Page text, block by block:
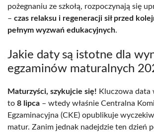
pożegnaniu ze szkołą, rozpoczynają się
– czas relaksu i regeneracji sił przed
pełnym wyzwań edukacyjnych.
Jakie daty są istotne dla
egzaminów maturalnych
Maturzyści, szykujcie się! Kluczowa data
to 8 lipca – wtedy właśnie Centralna
Egzaminacyjna (CKE) opublikuje
matur. Zanim jednak nadejdzie ten dzień